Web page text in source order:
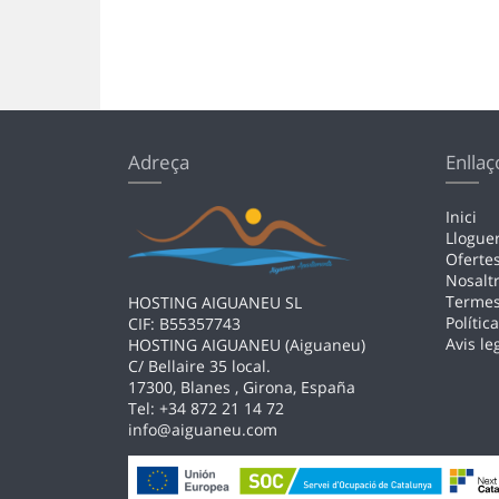
Adreça
HOSTING AIGUANEU SL
CIF: B55357743
HOSTING AIGUANEU (Aiguaneu)
C/ Bellaire 35 local.
17300, Blanes , Girona, España
Tel: +34 872 21 14 72
info@aiguaneu.com
Inici
Ofertes
Termes
Avis